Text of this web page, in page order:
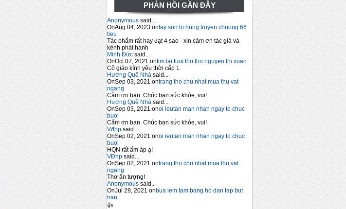
PHẢN HỒI GẦN ĐÂY
Anonymous said...
OnAug 04, 2023 ontay son bi hung truyen chuong 66
tieu
Tác phẩm rất hay đạt 4 sao - xin cảm ơn tác giả và
kênh phát hành
Minh Đức said...
OnOct 07, 2021 ontim lai tuoi tho tho nguyen thi xuan
Cô giáo kính yêu thời cấp 1
Hương Quê Nhà said...
OnSep 03, 2021 ontrang tho chu nhat mua thu vat
ngang
Cảm ơn bạn. Chúc bạn sức khỏe, vui!
Hương Quê Nhà said...
OnSep 03, 2021 onoi ieutan man nhan ngay to chuc
buoi
Cẩm ơn bạn. Chúc bạn sức khỏe, vui!
Vđhp said...
OnSep 02, 2021 onoi ieutan man nhan ngay to chuc
buoi
HQN rất ấm áp ạ!
VĐhp said...
OnSep 02, 2021 ontrang tho chu nhat mua thu vat
ngang
Thơ ấn tượng!
Anonymous said...
OnJul 29, 2021 onbua iem tam bang ho dan tap but
tran
👍